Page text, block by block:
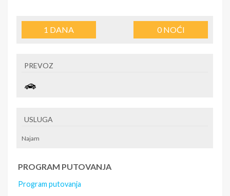
1 DANA 0NOĆI
PREVOZ
USLUGA
Najam
PROGRAM PUTOVANJA
Program putovanja